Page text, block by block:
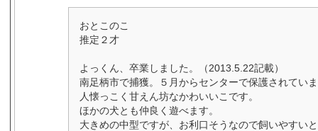
おとこのこ
推定２才
よっくん、卒業しました。（2013.5.22記載）
南足柄市で捕獲。５月からセンターで保護されてい
人懐っこく甘えん坊なかわいいこです。
ほかの犬とも仲良く遊べます。
大きめの中型ですが、お利口そうなので飼いやすい